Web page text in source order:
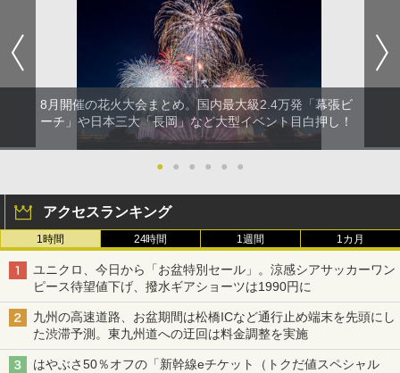
8月開催の花火大会まとめ。国内最大級2.4万発「幕張ビ
ーチ」や日本三大「長岡」など大型イベント目白押し！
● ● ● ● ● ●
アクセスランキング
1時間 24時間 1週間 1カ月
ユニクロ、今日から「お盆特別セール」。涼感シアサッカーワン
ピース待望値下げ、撥水ギアショーツは1990円に
九州の高速道路、お盆期間は松橋ICなど通行止め端末を先頭にし
た渋滞予測。東九州道への迂回は料金調整を実施
はやぶさ50％オフの「新幹線eチケット（トクだ値スペシャル